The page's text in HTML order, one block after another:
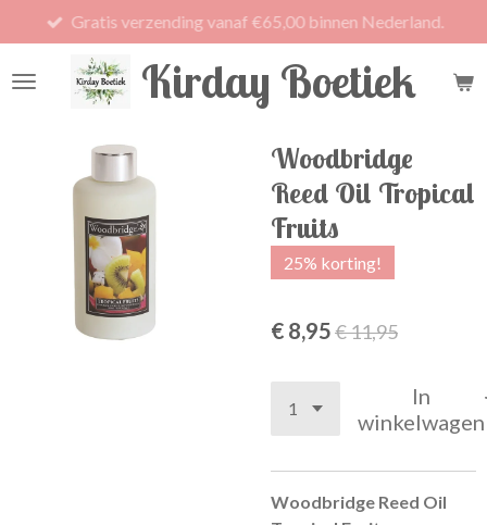
direct
naar
Kirday Boetiek
Gratis verzending vanaf €65,00 binnen Nederland.
Woodbridge
Reed Oil Tropical
Fruits
25% korting!
€ 8,95€ 11,95
In
winkelwagen
Woodbridge Reed Oil